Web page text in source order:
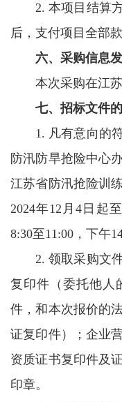
2. 本项目结算
后，支付项目全部款
六、采购信息
本次采购在江
七、招标文件
1. 凡有意向的
防汛防旱抢险中心
江苏省防汛抢险训
2024年12月4日起
8:30至11:00，下午
2. 领取采购文
复印件（委托他人
件，和本次报价的
证复印件）；企业
资质证书复印件及
印章。